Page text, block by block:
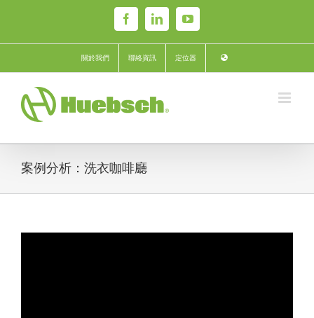
content
FacebookLinkedInYouTube
關於我們 聯絡資訊 定位器
案例分析：洗衣咖啡廳